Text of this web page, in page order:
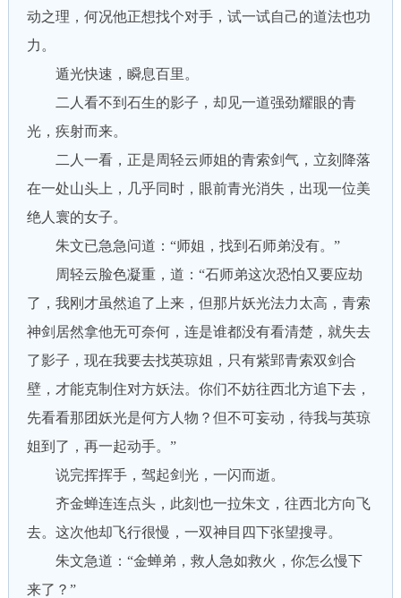
动之理，何况他正想找个对手，试一试自己的道法也功
力。
遁光快速，瞬息百里。
二人看不到石生的影子，却见一道强劲耀眼的青
光，疾射而来。
二人一看，正是周轻云师姐的青索剑气，立刻降落
在一处山头上，几乎同时，眼前青光消失，出现一位美
绝人寰的女子。
朱文已急急问道：“师姐，找到石师弟没有。”
周轻云脸色凝重，道：“石师弟这次恐怕又要应劫
了，我刚才虽然追了上来，但那片妖光法力太高，青索
神剑居然拿他无可奈何，连是谁都没有看清楚，就失去
了影子，现在我要去找英琼姐，只有紫郢青索双剑合
壁，才能克制住对方妖法。你们不妨往西北方追下去，
先看看那团妖光是何方人物？但不可妄动，待我与英琼
姐到了，再一起动手。”
说完挥挥手，驾起剑光，一闪而逝。
齐金蝉连连点头，此刻也一拉朱文，往西北方向飞
去。这次他却飞行很慢，一双神目四下张望搜寻。
朱文急道：“金蝉弟，救人急如救火，你怎么慢下
来了？”